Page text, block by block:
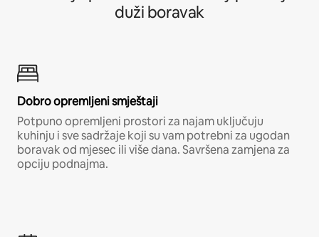
duži boravak
Dobro opremljeni smještaji
Potpuno opremljeni prostori za najam uključuju
kuhinju i sve sadržaje koji su vam potrebni za ugodan
boravak od mjesec ili više dana. Savršena zamjena za
opciju podnajma.